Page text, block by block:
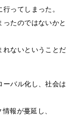
ってしまった。
たのではないかと
れないということだ
ーバル化し、社会は
報が蔓延し、